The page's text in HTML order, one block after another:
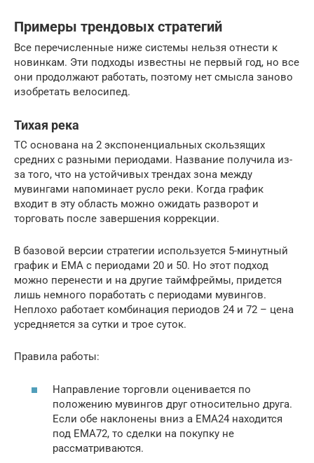
Примеры трендовых стратегий
Все перечисленные ниже системы нельзя отнести к
новинкам. Эти подходы известны не первый год, но все
они продолжают работать, поэтому нет смысла заново
изобретать велосипед.
Тихая река
ТС основана на 2 экспоненциальных скользящих
средних с разными периодами. Название получила из-
за того, что на устойчивых трендах зона между
мувингами напоминает русло реки. Когда график
входит в эту область можно ожидать разворот и
торговать после завершения коррекции.
В базовой версии стратегии используется 5-минутный
график и ЕМА с периодами 20 и 50. Но этот подход
можно перенести и на другие таймфреймы, придется
лишь немного поработать с периодами мувингов.
Неплохо работает комбинация периодов 24 и 72 – цена
усредняется за сутки и трое суток.
Правила работы:
Направление торговли оценивается по
положению мувингов друг относительно друга.
Если обе наклонены вниз а ЕМА24 находится
под ЕМА72, то сделки на покупку не
рассматриваются.